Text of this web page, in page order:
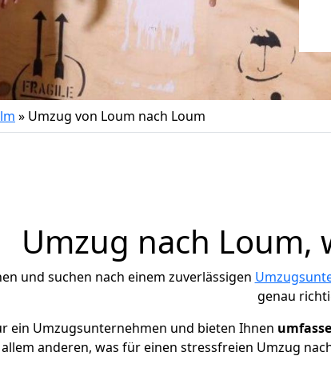
» Umzug von Loum nach Loum
Umzug nach
und suchen nach einem zuverlässigen
genau
ein Umzugsunternehmen und bieten Ihnen
allem anderen, was für einen stressfreien Umzug